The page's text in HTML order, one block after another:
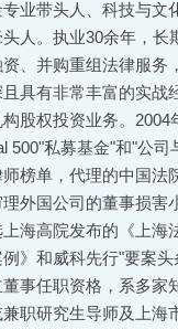
专业带头人、科技与文
人。执业30余年，长
、并购重组法律服务
具有非常丰富的实战
股权投资业务。2004
500"私募基金"和"公司
榜单，代理的中国法
外国公司的董事损害
海高院发布的《上海
》和威科先行"要案头
董事任职资格，系多家
职研究生导师及上海